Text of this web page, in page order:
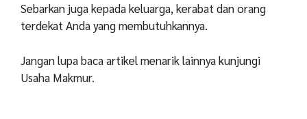
Sebarkan juga kepada keluarga, kerabat dan orang
terdekat Anda yang membutuhkannya.
Jangan lupa baca artikel menarik lainnya kunjungi
Usaha Makmur.